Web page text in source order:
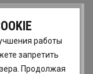
работы
запретить
Продолжая